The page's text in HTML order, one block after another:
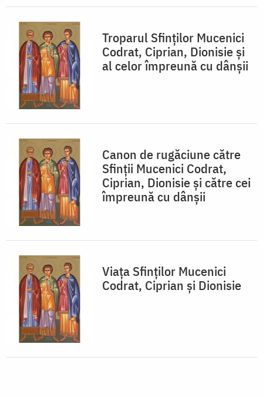
Troparul Sfinţilor Mucenici
Codrat, Ciprian, Dionisie şi
al celor împreună cu dânşii
Canon de rugăciune către
Sfinţii Mucenici Codrat,
Ciprian, Dionisie şi către cei
împreună cu dânşii
Viaţa Sfinţilor Mucenici
Codrat, Ciprian și Dionisie